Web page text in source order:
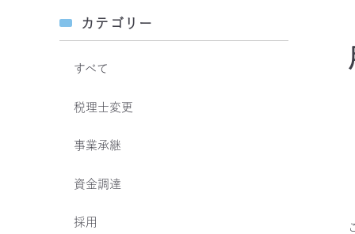
カテゴリー
すべて
税理士変更
事業承継
資金調達
採用